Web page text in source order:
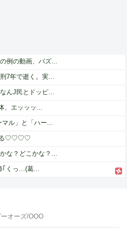
例の動画、バズ...
7年で逝く。実...
んJ民とドッピ...
、エッッッ...
ル」と「ハー...
る♡♡♡♡
な？どこかな？...
｢くっ…(葛...
オーズ/OOO